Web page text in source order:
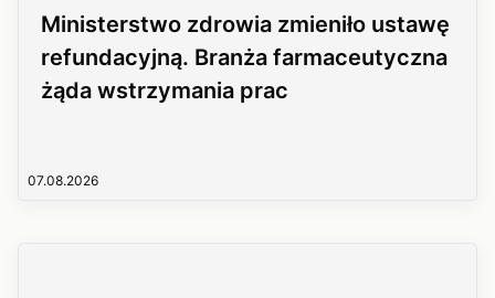
Ministerstwo zdrowia zmieniło ustawę
refundacyjną. Branża farmaceutyczna
żąda wstrzymania prac
07.08.2026